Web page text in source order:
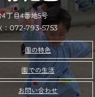
丁目4番地5号
： 072-793-5753
園の特色
園での生活
お問い合わせ